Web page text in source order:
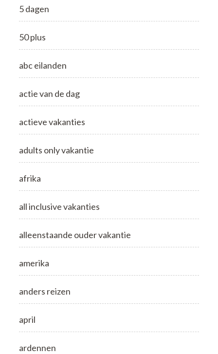
5 dagen
50 plus
abc eilanden
actie van de dag
actieve vakanties
adults only vakantie
afrika
all inclusive vakanties
alleenstaande ouder vakantie
amerika
anders reizen
april
ardennen